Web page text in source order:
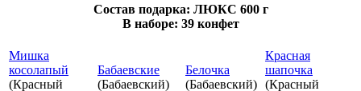
Состав подарка: ЛЮКС 600 г
В наборе: 39 конфет
Мишка
косолапый
(Красный
Бабаевские
(Бабаевский)
Белочка
(Бабаевский)
Красная
шапочка
(Красный